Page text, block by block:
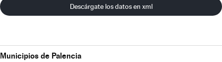
Descárgate los datos en xml
Municipios de Palencia